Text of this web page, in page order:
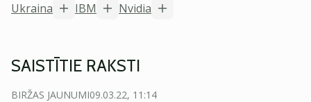
Ukraina
IBM Nvidia
SAISTĪTIE RAKSTI
BIRŽAS JAUNUMI09.03.22, 11:14